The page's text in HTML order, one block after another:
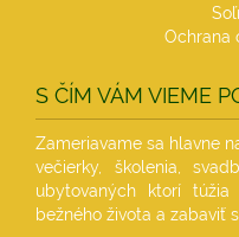
Ochrana
S ČÍM VÁM VIEME
Zameriavame sa hlavne
večierky, školenia,
ubytovaných ktorí
bežného života a zabaviť